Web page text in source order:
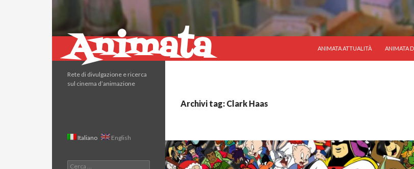
Animata
ANIMATA ATTUALITÀ
ANIMATA
Archivi tag: Clark Haas
Rete di divulgazione e ricerca
sul cinema d’animazione
Italiano English
Ricerca